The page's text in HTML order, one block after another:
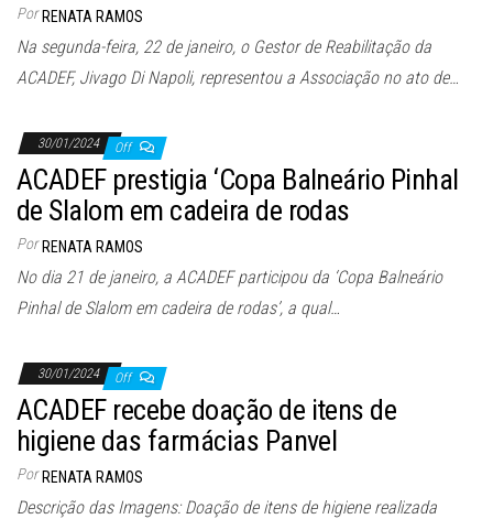
Por RENATA RAMOS
Na segunda-feira, 22 de janeiro, o Gestor de Reabilitação da
ACADEF, Jivago Di Napoli, representou a Associação no ato de…
30/01/2024 Off
ACADEF prestigia ‘Copa Balneário Pinhal
de Slalom em cadeira de rodas
Por RENATA RAMOS
No dia 21 de janeiro, a ACADEF participou da ‘Copa Balneário
Pinhal de Slalom em cadeira de rodas’, a qual…
30/01/2024 Off
ACADEF recebe doação de itens de
higiene das farmácias Panvel
Por RENATA RAMOS
Descrição das Imagens: Doação de itens de higiene realizada